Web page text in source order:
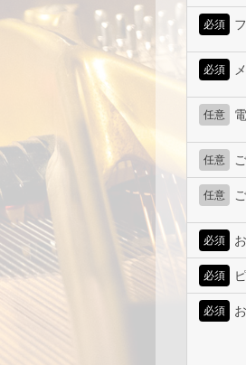
必須
必須
任意
任意
任意
必須
必須
必須